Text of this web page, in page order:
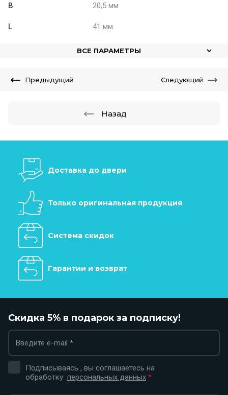
B 20,5 мм
L 41 мм
ВСЕ ПАРАМЕТРЫ
Предыдущий Следующий
Назад
Доставка до двери
Только оригинальная продукция
Система скидок
Гарантии и возврат
Скидка 5% в подарок за подписку!
Подписываясь , вы соглашаетесь на
обработку персональных данных *